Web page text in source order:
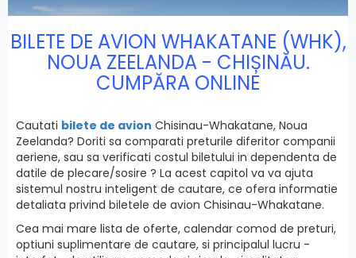
BILETE DE AVION WHAKATANE (WHK),
NOUA ZEELANDA - CHIȘINĂU.
CUMPĂRA ONLINE
Cautati bilete de avion Chisinau-Whakatane, Noua
Zeelanda? Doriti sa comparati preturile diferitor companii
aeriene, sau sa verificati costul biletului in dependenta de
datile de plecare/sosire ? La acest capitol va va ajuta
sistemul nostru inteligent de cautare, ce ofera informatie
detaliata privind biletele de avion Chisinau-Whakatane.
Cea mai mare lista de oferte, calendar comod de preturi,
optiuni suplimentare de cautare, si principalul lucru -